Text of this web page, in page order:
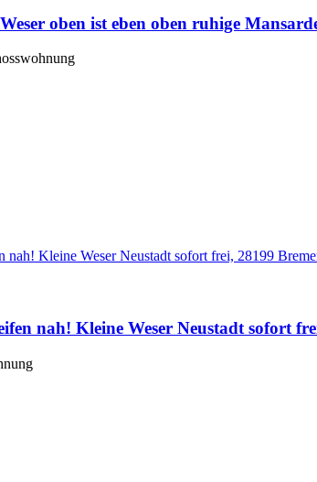
oben ist eben oben ruhige
nah! Kleine Weser Neustadt sofort